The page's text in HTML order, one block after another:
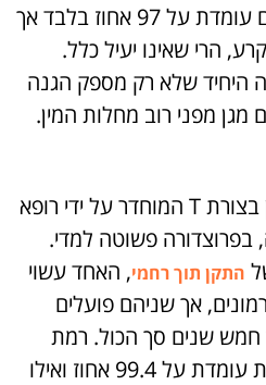
רמת היעילות של קונדומים עומדת על 97 אחוז בלבד אך
הרי שאינו יעיל כלל.
היחיד שלא רק מספק הגנה
מגן מפני רוב מחלות המין.
התקן תוך רחמי הוא מתקן בצורת T המוחדר על ידי רופא
פשוטה למדי.
התקן תוך רחמי, האחד עשוי
אך שניהם פועלים
חמש שנים סך הכול. רמת
היעילות של התקן הנחושת עומדת על 99.4 אחוז ואילו